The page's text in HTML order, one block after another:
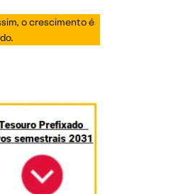
o crescimento é